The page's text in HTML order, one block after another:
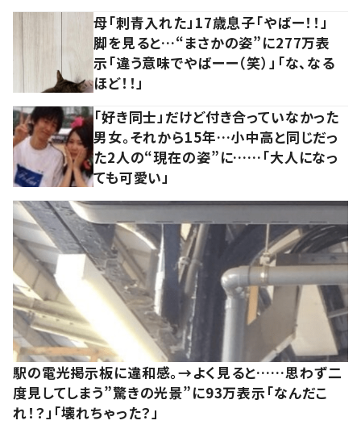
母「刺青入れた」17歳息子「やばー！！」
脚を見ると…“まさかの姿”に277万表
示「違う意味でやばーー（笑）」「な、なる
ほど！！」
「好き同士」だけど付き合っていなかった
男女。それから15年…小中高と同じだっ
た2人の“現在の姿”に……「大人になっ
ても可愛い」
駅の電光掲示板に違和感。→よく見ると……思わず二
度見してしまう”驚きの光景”に93万表示「なんだこ
れ！？」「壊れちゃった？」